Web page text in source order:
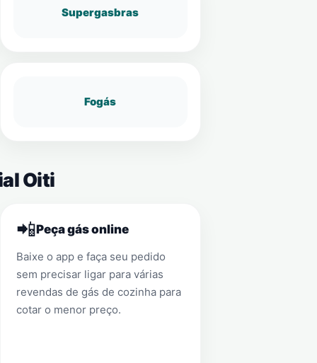
Supergasbras
Fogás
Oiti
📲Peça gás online
Baixe o app e faça seu pedido
sem precisar ligar para várias
revendas de gás de cozinha para
cotar o menor preço.